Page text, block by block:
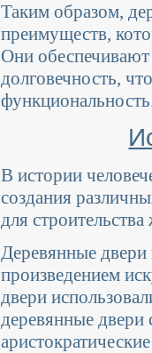
Таким образом,
преимуществ,
Они
долговечность,
В истории
создания
для
Деревянные
произведением
двери
деревянные двери